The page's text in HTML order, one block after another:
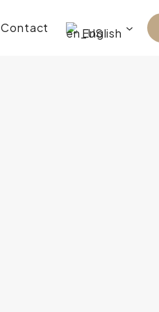
Contact English